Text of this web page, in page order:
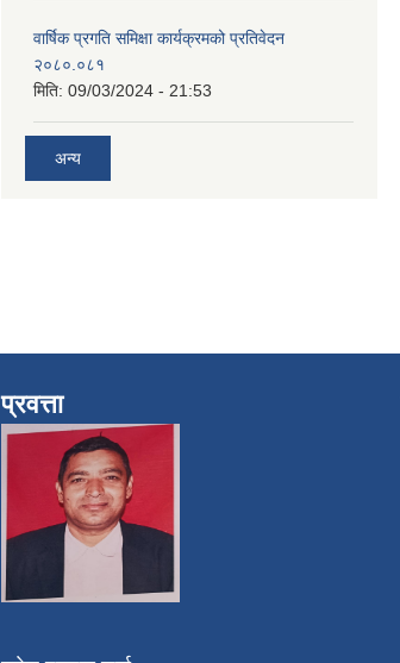
वार्षिक प्रगति समिक्षा कार्यक्रमको प्रतिवेदन
२०८०.०८१
मिति: 09/03/2024 - 21:53
अन्य
प्रवत्ता